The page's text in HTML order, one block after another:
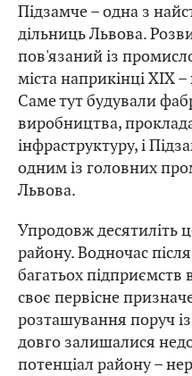
Підзамче – одна з
дільниць Львова.
пов'язаний із
міста наприкінці XIX
Саме тут будували
виробництва,
інфраструктуру, і
одним із головних
Львова.
Упродовж десятиліть
району. Водночас
багатьох підприємств
своє первісне
розташування поруч
довго залишалися
потенціал району –